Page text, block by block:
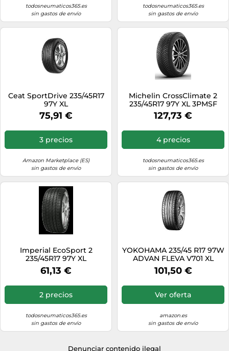
todosneumaticos365.es
sin gastos de envío
todosneumaticos365.es
sin gastos de envío
Ceat SportDrive 235/45R17
97Y XL
75,91 €
3 precios
Amazon Marketplace (ES)
sin gastos de envío
Michelin CrossClimate 2
235/45R17 97Y XL 3PMSF
127,73 €
4 precios
todosneumaticos365.es
sin gastos de envío
Imperial EcoSport 2
235/45R17 97Y XL
61,13 €
2 precios
todosneumaticos365.es
sin gastos de envío
YOKOHAMA 235/45 R17 97W
ADVAN FLEVA V701 XL
101,50 €
Ver oferta
amazon.es
sin gastos de envío
Denunciar contenido ilegal